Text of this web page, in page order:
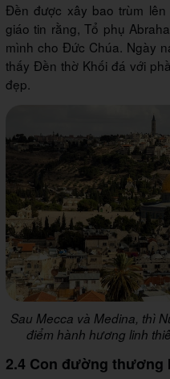
Đền được xây bao trùm
giáo tin rằng, Tổ phụ
mình cho Đức Chúa. Ngày
thấy Đền thờ Khối đá với
đẹp.
Sau Mecca và Medina, thì
điểm hành hương linh
2.4 Con đường thương